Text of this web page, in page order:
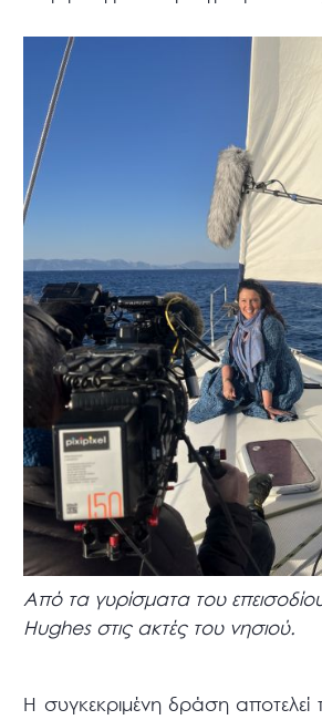
Από τα γυρίσματα του
Hughes στις ακτές του νησιού.
Η συγκεκριμένη δράση